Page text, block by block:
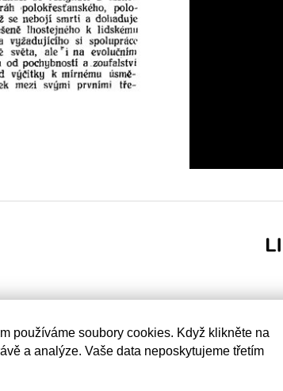
používáme soubory cookies. Když klikněte na
a analýze. Vaše data neposkytujeme třetím